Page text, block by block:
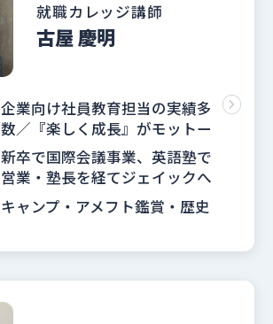
就職カレッジ講師
古屋 慶明
企業向け社員教育担当の実績多
数／『楽しく成長』がモットー
新卒で国際会議事業、英語塾で
営業・塾長を経てジェイックへ
キャンプ・アメフト鑑賞・歴史